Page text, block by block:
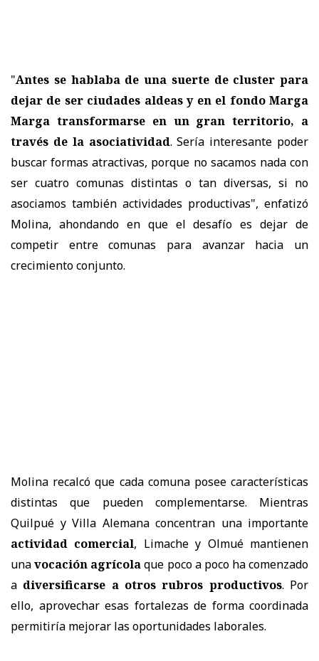
"Antes se hablaba de una suerte de cluster para
dejar de ser ciudades aldeas y en el fondo Marga
Marga transformarse en un gran territorio, a
través de la asociatividad. Sería interesante poder
buscar formas atractivas, porque no sacamos nada con
ser cuatro comunas distintas o tan diversas, si no
asociamos también actividades productivas", enfatizó
Molina, ahondando en que el desafío es dejar de
competir entre comunas para avanzar hacia un
crecimiento conjunto.
Molina recalcó que cada comuna posee características
distintas que pueden complementarse. Mientras
Quilpué y Villa Alemana concentran una importante
actividad comercial, Limache y Olmué mantienen
unavocación agrícolaque poco a poco ha comenzado
a diversificarse a otros rubros productivos. Por
ello, aprovechar esas fortalezas de forma coordinada
permitiría mejorar las oportunidades laborales.